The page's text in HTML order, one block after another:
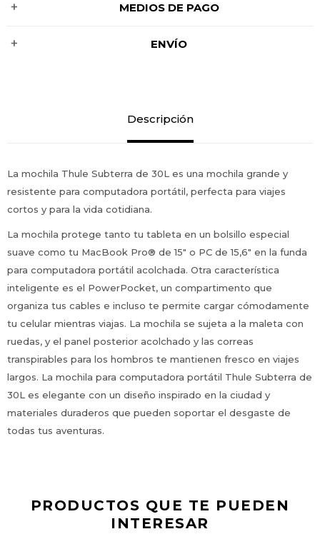
MEDIOS DE PAGO
ENVÍO
Descripción
La mochila Thule Subterra de 30L es una mochila grande y
resistente para computadora portátil, perfecta para viajes
cortos y para la vida cotidiana.
La mochila protege tanto tu tableta en un bolsillo especial
suave como tu MacBook Pro® de 15" o PC de 15,6" en la funda
para computadora portátil acolchada. Otra característica
inteligente es el PowerPocket, un compartimento que
organiza tus cables e incluso te permite cargar cómodamente
tu celular mientras viajas. La mochila se sujeta a la maleta con
ruedas, y el panel posterior acolchado y las correas
transpirables para los hombros te mantienen fresco en viajes
largos. La mochila para computadora portátil Thule Subterra de
30L es elegante con un diseño inspirado en la ciudad y
materiales duraderos que pueden soportar el desgaste de
todas tus aventuras.
PRODUCTOS QUE TE PUEDEN
INTERESAR